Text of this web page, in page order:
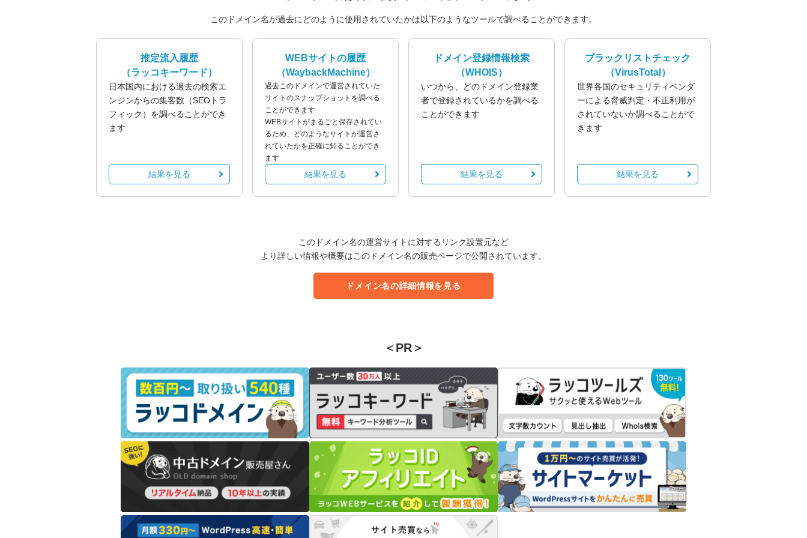
このドメイン名が過去にどのように使用されていたかは以下のようなツールで調べることができます。
推定流入履歴
（ラッコキーワード）
日本国内における過去の検索エ
ンジンからの集客数（SEOトラ
フィック）を調べることができ
ます
結果を見る
WEBサイトの履歴
（WaybackMachine）
過去このドメインで運営されていた
サイトのスナップショットを調べる
ことができます
WEBサイトがまるごと保存されてい
るため、どのようなサイトが運営さ
れていたかを正確に知ることができ
ます
結果を見る
ドメイン登録情報検索
（WHOIS）
いつから、どのドメイン登録業
者で登録されているかを調べる
ことができます
結果を見る
ブラックリストチェック
（VirusTotal）
世界各国のセキュリティベンダ
ーによる脅威判定・不正利用が
されていないか調べることがで
きます
結果を見る
このドメイン名の運営サイトに対するリンク設置元など
より詳しい情報や概要はこのドメイン名の販売ページで公開されています。
ドメイン名の詳細情報を見る
＜PR＞